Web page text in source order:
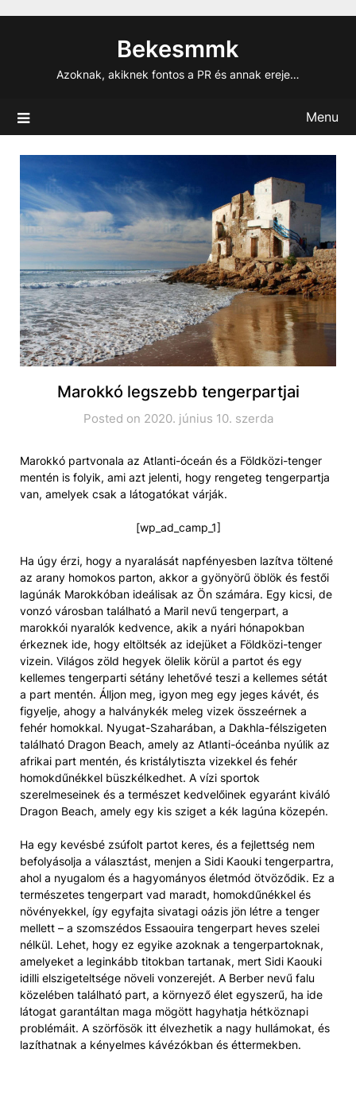
Bekesmmk
Azoknak, akiknek fontos a PR és annak ereje…
Menu
Marokkó legszebb tengerpartjai
Posted on 2020. június 10. szerda
Marokkó partvonala az Atlanti-óceán és a Földközi-tenger
mentén is folyik, ami azt jelenti, hogy rengeteg tengerpartja
van, amelyek csak a látogatókat várják.
[wp_ad_camp_1]
Ha úgy érzi, hogy a nyaralását napfényesben lazítva töltené
az arany homokos parton, akkor a gyönyörű öblök és festői
lagúnák Marokkóban ideálisak az Ön számára. Egy kicsi, de
vonzó városban található a Maril nevű tengerpart, a
marokkói nyaralók kedvence, akik a nyári hónapokban
érkeznek ide, hogy eltöltsék az idejüket a Földközi-tenger
vizein. Világos zöld hegyek ölelik körül a partot és egy
kellemes tengerparti sétány lehetővé teszi a kellemes sétát
a part mentén. Álljon meg, igyon meg egy jeges kávét, és
figyelje, ahogy a halványkék meleg vizek összeérnek a
fehér homokkal. Nyugat-Szaharában, a Dakhla-félszigeten
található Dragon Beach, amely az Atlanti-óceánba nyúlik az
afrikai part mentén, és kristálytiszta vizekkel és fehér
homokdűnékkel büszkélkedhet. A vízi sportok
szerelmeseinek és a természet kedvelőinek egyaránt kiváló
Dragon Beach, amely egy kis sziget a kék lagúna közepén.
Ha egy kevésbé zsúfolt partot keres, és a fejlettség nem
befolyásolja a választást, menjen a Sidi Kaouki tengerpartra,
ahol a nyugalom és a hagyományos életmód ötvöződik. Ez a
természetes tengerpart vad maradt, homokdűnékkel és
növényekkel, így egyfajta sivatagi oázis jön létre a tenger
mellett – a szomszédos Essaouira tengerpart heves szelei
nélkül. Lehet, hogy ez egyike azoknak a tengerpartoknak,
amelyeket a leginkább titokban tartanak, mert Sidi Kaouki
idilli elszigeteltsége növeli vonzerejét. A Berber nevű falu
közelében található part, a környező élet egyszerű, ha ide
látogat garantáltan maga mögött hagyhatja hétköznapi
problémáit. A szörfösök itt élvezhetik a nagy hullámokat, és
lazíthatnak a kényelmes kávézókban és éttermekben.